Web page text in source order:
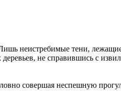
неистребимые тени,
не справившись с
совершая неспешную